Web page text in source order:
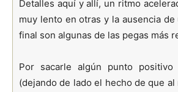
Detalles aquí y allí, un ritmo
muy lento en otras y la ausencia
final son algunas de las pegas más
Por sacarle algún punto
(dejando de lado el hecho de que